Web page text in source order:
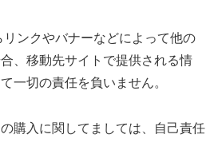
ンクやバナーなどによって他の
、移動先サイトで提供される情
一切の責任を負いません。
購入に関してましては、自己責任